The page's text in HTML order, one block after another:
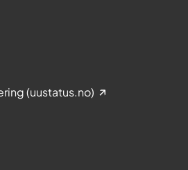
(uustatus.no)